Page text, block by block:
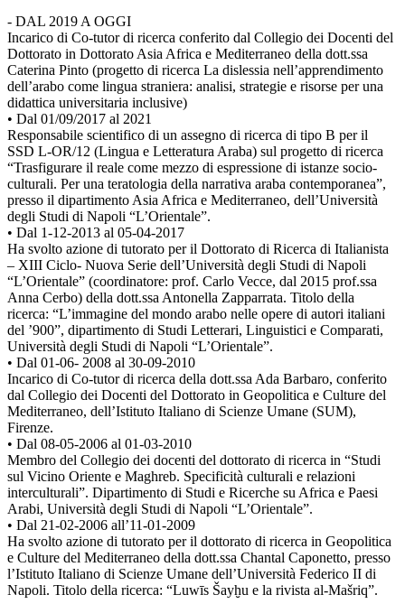
- DAL 2019 A OGGI
Incarico di Co-tutor di ricerca conferito dal Collegio dei Docenti del
Dottorato in Dottorato Asia Africa e Mediterraneo della dott.ssa
Caterina Pinto (progetto di ricerca La dislessia nell’apprendimento
dell’arabo come lingua straniera: analisi, strategie e risorse per una
didattica universitaria inclusive)
• Dal 01/09/2017 al 2021
Responsabile scientifico di un assegno di ricerca di tipo B per il
SSD L-OR/12 (Lingua e Letteratura Araba) sul progetto di ricerca
“Trasfigurare il reale come mezzo di espressione di istanze socio-
culturali. Per una teratologia della narrativa araba contemporanea”,
presso il dipartimento Asia Africa e Mediterraneo, dell’Università
degli Studi di Napoli “L’Orientale”.
• Dal 1-12-2013 al 05-04-2017
Ha svolto azione di tutorato per il Dottorato di Ricerca di Italianista
– XIII Ciclo- Nuova Serie dell’Università degli Studi di Napoli
“L’Orientale” (coordinatore: prof. Carlo Vecce, dal 2015 prof.ssa
Anna Cerbo) della dott.ssa Antonella Zapparrata. Titolo della
ricerca: “L’immagine del mondo arabo nelle opere di autori italiani
del ’900”, dipartimento di Studi Letterari, Linguistici e Comparati,
Università degli Studi di Napoli “L’Orientale”.
• Dal 01-06- 2008 al 30-09-2010
Incarico di Co-tutor di ricerca della dott.ssa Ada Barbaro, conferito
dal Collegio dei Docenti del Dottorato in Geopolitica e Culture del
Mediterraneo, dell’Istituto Italiano di Scienze Umane (SUM),
Firenze.
• Dal 08-05-2006 al 01-03-2010
Membro del Collegio dei docenti del dottorato di ricerca in “Studi
sul Vicino Oriente e Maghreb. Specificità culturali e relazioni
interculturali”. Dipartimento di Studi e Ricerche su Africa e Paesi
Arabi, Università degli Studi di Napoli “L’Orientale”.
• Dal 21-02-2006 all’11-01-2009
Ha svolto azione di tutorato per il dottorato di ricerca in Geopolitica
e Culture del Mediterraneo della dott.ssa Chantal Caponetto, presso
l’Istituto Italiano di Scienze Umane dell’Università Federico II di
Napoli. Titolo della ricerca: “Luwīs Šayḫu e la rivista al-Mašriq”.